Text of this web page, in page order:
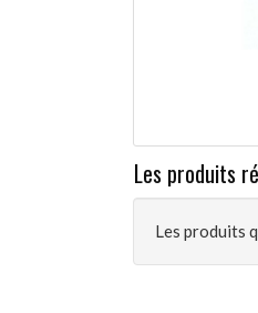
Les produits
Les produits